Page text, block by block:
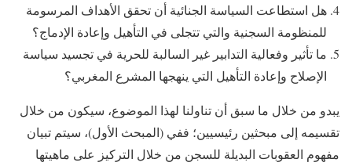
هل استطاعت السياسة الجنائية أن تحقق الأهداف المرسومة
للمنظومة السجنية والتي تتجلى في التأهيل وإعادة الإدماج؟
ما تأثير وفعالية التدابير غير السالبة للحرية في تجسيد سياسة
الإصلاح وإعادة التأهيل التي ينهجها المشرع المغربي؟
يبدو من خلال ما سبق أن تناولنا لهذا الموضوع، سيكون من خلال
تقسيمه إلى مبحثين رئيسيين؛ ففي (المبحث الأول)، سيتم تبيان
مفهوم العقوبات البديلة للسجن من خلال التركيز على ماهيتها